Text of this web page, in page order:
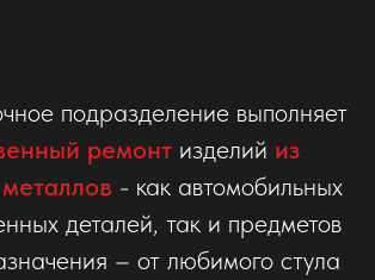
подразделение выполняет
ремонтизделий из
- как автомобильных
деталей, так и предметов
– от любимого стула